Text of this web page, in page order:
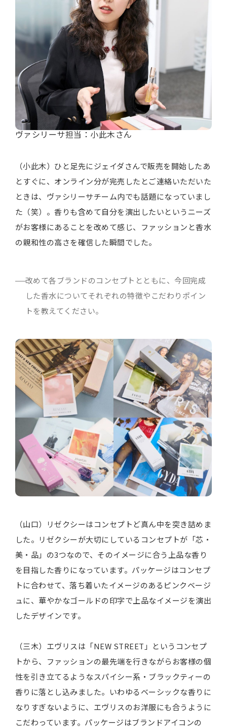
ヴァシリーサ担当：小此木さん
（小此木）ひと足先にジェイダさんで販売を開始したあ
とすぐに、オンライン分が完売したとご連絡いただいた
ときは、ヴァシリーサチーム内でも話題になっていまし
た（笑）。香りも含めて自分を演出したいというニーズ
がお客様にあることを改めて感じ、ファッションと香水
の親和性の高さを確信した瞬間でした。
改めて各ブランドのコンセプトとともに、今回完成
した香水についてそれぞれの特徴やこだわりポイン
トを教えてください。
（山口）リゼクシーはコンセプトど真ん中を突き詰めま
した。リゼクシーが大切にしているコンセプトが「芯・
美・品」の3つなので、そのイメージに合う上品な香り
を目指した香りになっています。パッケージはコンセプ
トに合わせて、落ち着いたイメージのあるピンクベージ
ュに、華やかなゴールドの印字で上品なイメージを演出
したデザインです。
（三木）エヴリスは「NEW STREET」というコンセプ
トから、ファッションの最先端を行きながらお客様の個
性を引き立てるようなスパイシー系・ブラックティーの
香りに落とし込みました。いわゆるベーシックな香りに
なりすぎないように、エヴリスのお洋服にも合うように
こだわっています。パッケージはブランドアイコンの